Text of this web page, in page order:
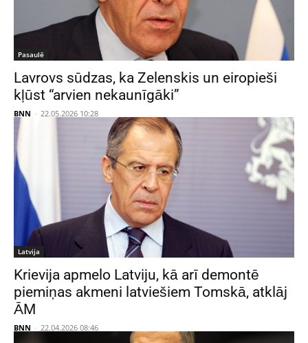
Pasaulē
Lavrovs sūdzas, ka Zelenskis un eiropieši
kļūst “arvien nekaunīgāki”
BNN - 22.05.2026 10:28
Latvija
Krievija apmelo Latviju, kā arī demontē
piemiņas akmeni latviešiem Tomskā, atklāj
ĀM
BNN - 22.04.2026 08:46